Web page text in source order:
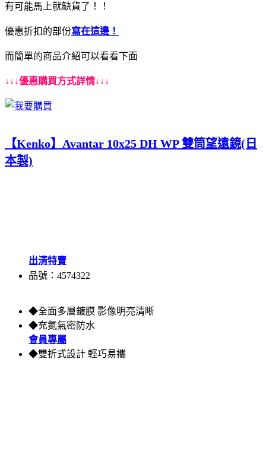
有可能馬上就缺貨了！！
優惠折扣的部份寫在這邊！
而簡單的商品介紹可以看看下面
↓↓↓優惠購買方式詳情↓↓↓
【Kenko】Avantar 10x25 DH WP 雙筒望遠鏡(日
本製)
出清特賣
品號：4574322
◆全面多層鍍膜 影像明亮清晰
◆充氮氣密防水
會員專屬
◆雙折式設計 輕巧易攜